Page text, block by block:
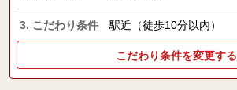
3. こだわり条件 駅近（徒歩10分以内）
こだわり条件を変更する